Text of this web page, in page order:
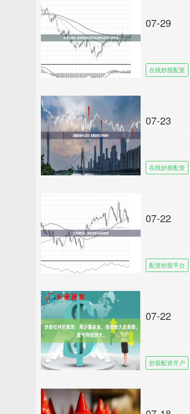
07-29
在线炒股配资
07-23
在线炒股配资
07-22
配资炒股平台
07-22
炒股配资开户